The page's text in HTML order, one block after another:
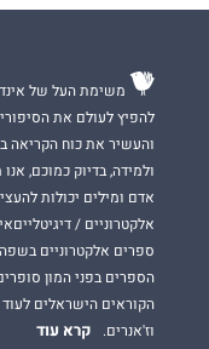
משימת העל של
להפיץ לעולם את
והעשיר את כוח הקריאה
ולמידה, בדיוק כמוכם,
אדם ומילים יכולות
אלקטרוניים /
ספרים אלקטרוניים
הספרים בפני המון
הקוראים הישראלים
וז'אנרים.
קרא עוד